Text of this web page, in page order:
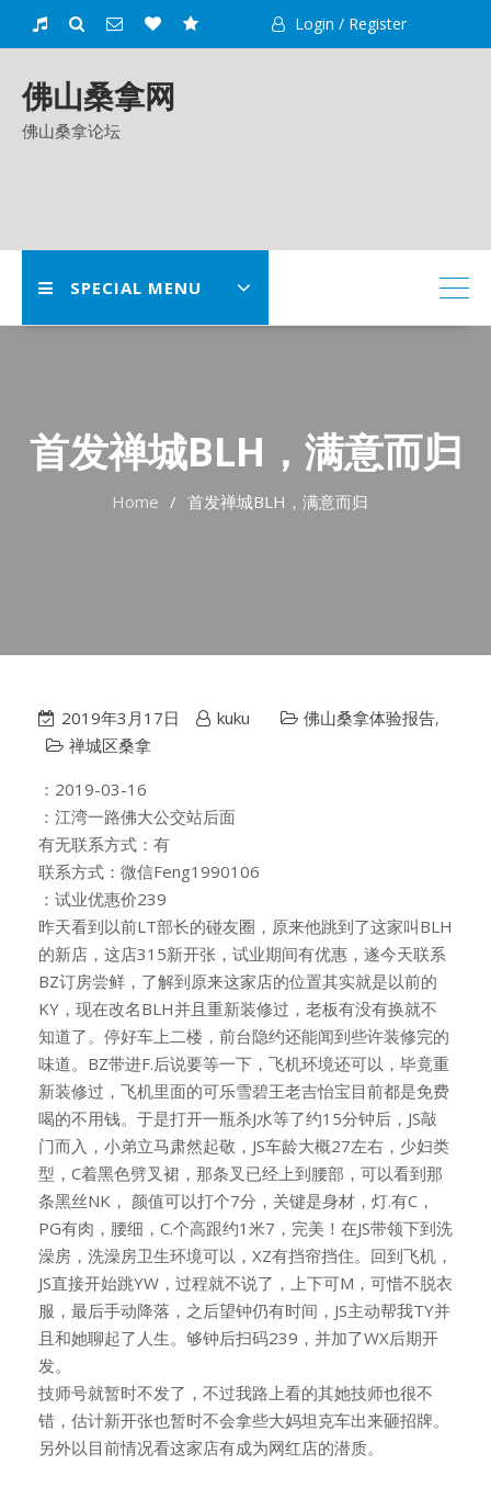
Login / Register
佛山桑拿网
佛山桑拿论坛
SPECIAL MENU
首发禅城BLH，满意而归
Home 首发禅城BLH，满意而归
2019年3月17日 kuku 佛山桑拿体验报告,
禅城区桑拿
：2019-03-16
：江湾一路佛大公交站后面
有无联系方式：有
联系方式：微信Feng1990106
：试业优惠价239
昨天看到以前LT部长的碰友圈，原来他跳到了这家叫BLH
的新店，这店315新开张，试业期间有优惠，遂今天联系
BZ订房尝鲜，了解到原来这家店的位置其实就是以前的
KY，现在改名BLH并且重新装修过，老板有没有换就不
知道了。停好车上二楼，前台隐约还能闻到些许装修完的
味道。BZ带进F.后说要等一下，飞机环境还可以，毕竟重
新装修过，飞机里面的可乐雪碧王老吉怡宝目前都是免费
喝的不用钱。于是打开一瓶杀J水等了约15分钟后，JS敲
门而入，小弟立马肃然起敬，JS车龄大概27左右，少妇类
型，C着黑色劈叉裙，那条叉已经上到腰部，可以看到那
条黑丝NK， 颜值可以打个7分，关键是身材，灯.有C，
PG有肉，腰细，C.个高跟约1米7，完美！在JS带领下到洗
澡房，洗澡房卫生环境可以，XZ有挡帘挡住。回到飞机，
JS直接开始跳YW，过程就不说了，上下可M，可惜不脱衣
服，最后手动降落，之后望钟仍有时间，JS主动帮我TY并
且和她聊起了人生。够钟后扫码239，并加了WX后期开
发。
技师号就暂时不发了，不过我路上看的其她技师也很不
错，估计新开张也暂时不会拿些大妈坦克车出来砸招牌。
另外以目前情况看这家店有成为网红店的潜质。